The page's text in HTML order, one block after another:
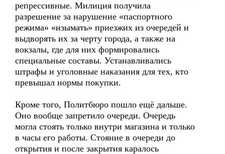
репрессивные. Милиция получила
разрешение за нарушение «паспортного
режима» «изымать» приезжих из очередей и
выдворять их за черту города, а также на
вокзалы, где для них формировались
специальные составы. Устанавливались
штрафы и уголовные наказания для тех, кто
превышал нормы покупки.
Кроме того, Политбюро пошло ещё дальше.
Оно вообще запретило очереди. Очередь
могла стоять только внутри магазина и только
в часы его работы. Стояние в очереди до
открытия и после закрытия каралось